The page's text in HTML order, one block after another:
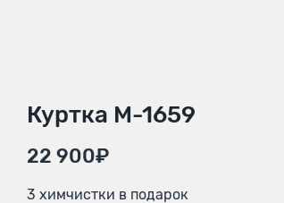
Куртка М-1659
22 900₽
3 химчистки в подарок